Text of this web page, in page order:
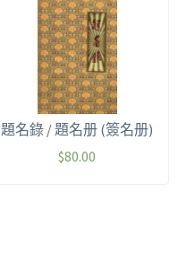
題名錄 / 題名册 (簽名册)
$80.00